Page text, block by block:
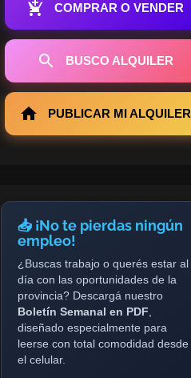
COMPRAR O VENDER
BUSCO ALQUILER
PUBLICAR MI ALQUILER
📥 ¡No te pierdas ningún
empleo!
¿Buscas trabajo o querés estar al
día con las oportunidades de la
provincia? Descargá nuestro
Boletín Semanal en PDF
diseñado especialmente para
leerse con total comodidad desde
el celular.